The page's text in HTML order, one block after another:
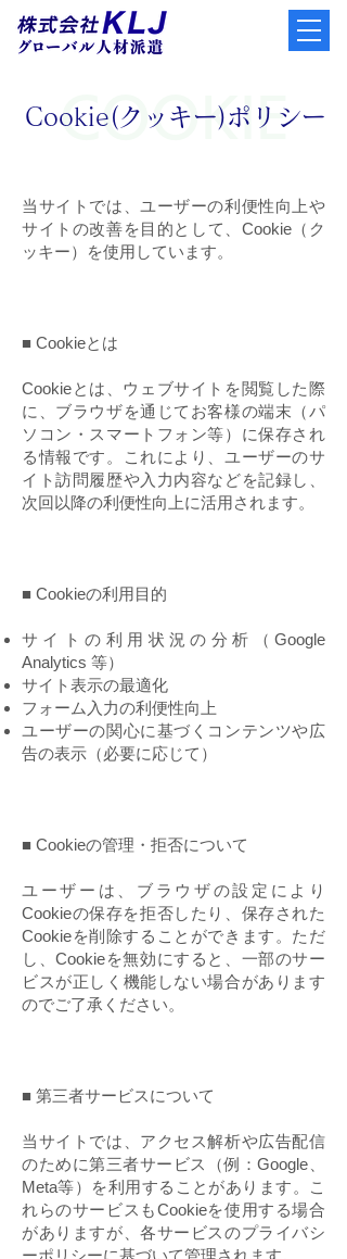
COOKIE
Cookie(クッキー)ポリシー
当サイトでは、ユーザーの利便性向上や
サイトの改善を目的として、Cookie（ク
ッキー）を使用しています。
■ Cookieとは
Cookieとは、ウェブサイトを閲覧した際
に、ブラウザを通じてお客様の端末（パ
ソコン・スマートフォン等）に保存され
る情報です。これにより、ユーザーのサ
イト訪問履歴や入力内容などを記録し、
次回以降の利便性向上に活用されます。
■ Cookieの利用目的
サイトの利用状況の分析（Google
Analytics 等）
サイト表示の最適化
フォーム入力の利便性向上
ユーザーの関心に基づくコンテンツや広
告の表示（必要に応じて）
■ Cookieの管理・拒否について
ユーザーは、ブラウザの設定により
Cookieの保存を拒否したり、保存された
Cookieを削除することができます。ただ
し、Cookieを無効にすると、一部のサー
ビスが正しく機能しない場合があります
のでご了承ください。
■ 第三者サービスについて
当サイトでは、アクセス解析や広告配信
のために第三者サービス（例：Google、
Meta等）を利用することがあります。こ
れらのサービスもCookieを使用する場合
がありますが、各サービスのプライバシ
ーポリシーに基づいて管理されます。